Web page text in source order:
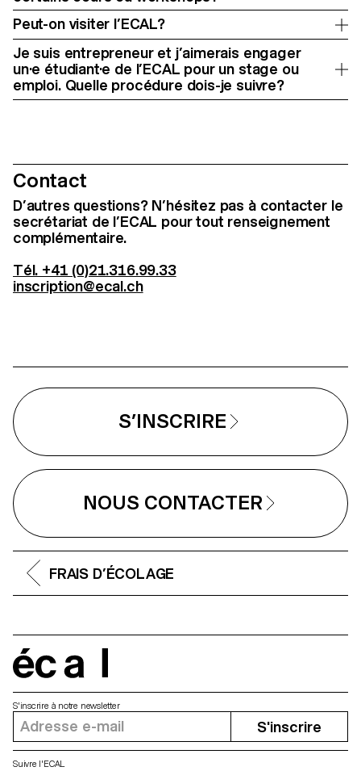
Peut-on visiter l’ECAL?
Je suis entrepreneur et j’aimerais engager
un·e étudiant·e de l’ECAL pour un stage ou
emploi. Quelle procédure dois-je suivre?
Contact
D’autres questions? N’hésitez pas à contacter le
secrétariat de l’ECAL pour tout renseignement
complémentaire.
Tél. +41 (0)21.316.99.33
inscription@ecal.ch
S’INSCRIRE
NOUS CONTACTER
FRAIS D’ÉCOLAGE
S'inscrire à notre newsletter
S'inscrire
Suivre l'ECAL